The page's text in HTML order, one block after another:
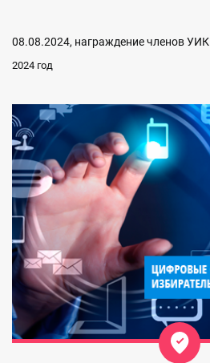
08.08.2024, награждение членов УИК
2024 год